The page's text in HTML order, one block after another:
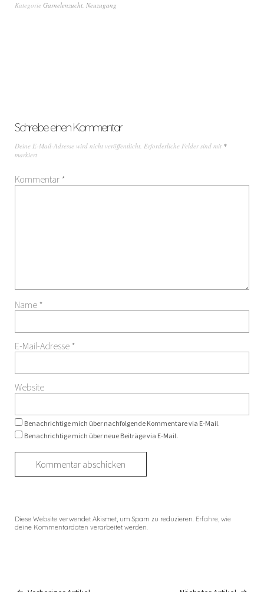
Kategorie Garnelenzucht, Neuzugang
Schreibe einen Kommentar
Deine E-Mail-Adresse wird nicht veröffentlicht. Erforderliche Felder sind mit *
markiert
Kommentar *
Name *
E-Mail-Adresse *
Website
Benachrichtige mich über nachfolgende Kommentare via E-Mail.
Benachrichtige mich über neue Beiträge via E-Mail.
Diese Website verwendet Akismet, um Spam zu reduzieren. Erfahre, wie
deine Kommentardaten verarbeitet werden.